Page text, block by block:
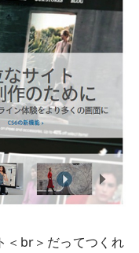
＜br＞だってつくれ